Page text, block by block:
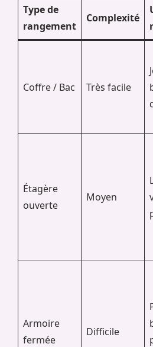
Type de
rangement
Complexité
Coffre / Bac Très facile
Étagère
ouverte
Moyen
Armoire
fermée
Difficile